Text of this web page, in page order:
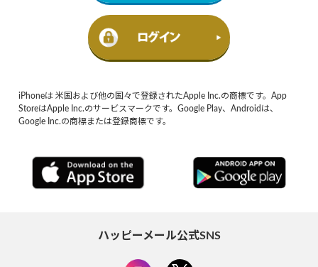
iPhoneは 米国および他の国々で登録されたApple Inc.の商標です。App
StoreはApple Inc.のサービスマークです。Google Play、Androidは、
Google Inc.の商標または登録商標です。
ハッピーメール公式SNS